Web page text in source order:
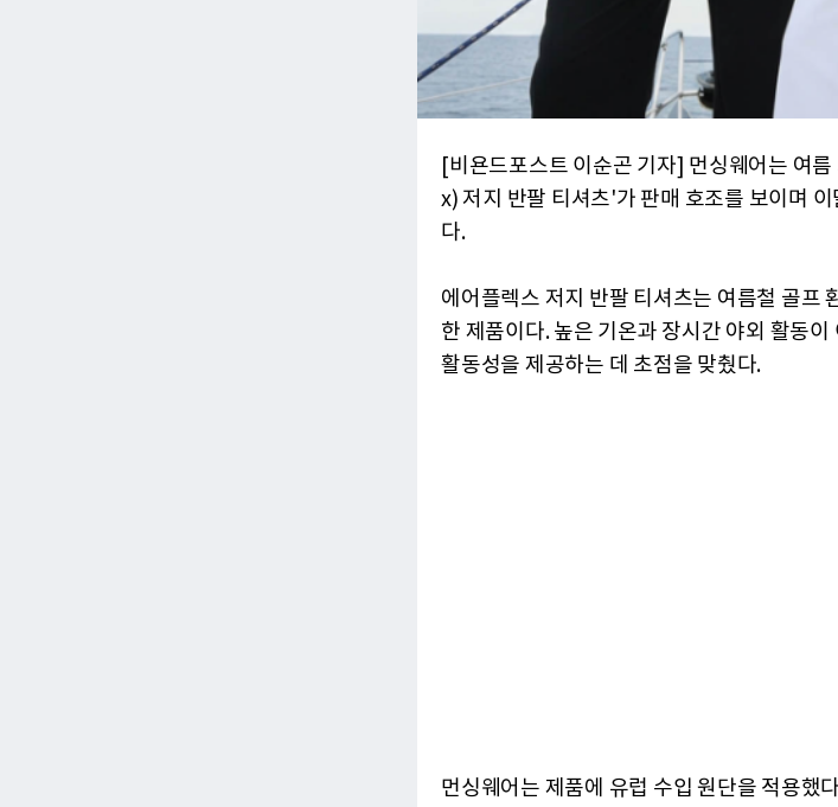
[비욘드포스트 이순곤 기자] 먼싱웨어는 여
x) 저지 반팔 티셔츠'가 판매 호조를 보이며
다.
에어플렉스 저지 반팔 티셔츠는 여름철 골프
한 제품이다. 높은 기온과 장시간 야외 활동
활동성을 제공하는 데 초점을 맞췄다.
먼싱웨어는 제품에 유럽 수입 원단을 적용했